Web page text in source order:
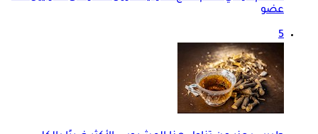
عضو
5